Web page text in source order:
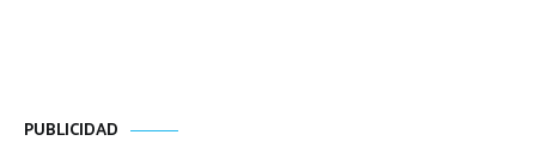
PUBLICIDAD